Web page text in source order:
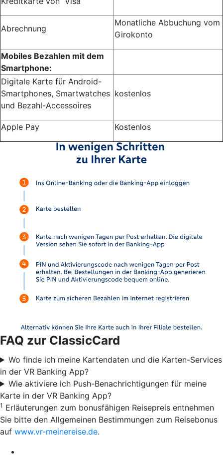
Abrechnung
Monatliche Abbuchung vom
Girokonto
Mobiles Bezahlen mit dem
Smartphone:
Digitale Karte für Android-
Smartphones, Smartwatches
und Bezahl-Accessoires
kostenlos
Apple Pay Kostenlos
FAQ zur ClassicCard
Wo finde ich meine Kartendaten und die Karten-Services
in der VR Banking App?
Wie aktiviere ich Push-Benachrichtigungen für meine
Karte in der VR Banking App?
1 Erläuterungen zum bonusfähigen Reisepreis entnehmen
Sie bitte den Allgemeinen Bestimmungen zum Reisebonus
auf www.vr-meinereise.de.